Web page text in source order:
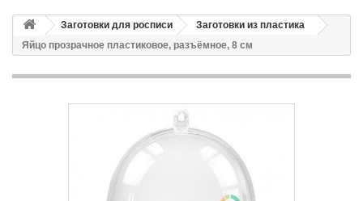
Заготовки для росписи
Заготовки из пластика
Яйцо прозрачное пластиковое, разъёмное, 8 см